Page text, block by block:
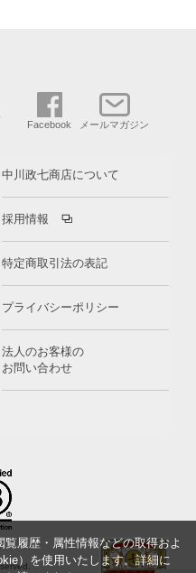
Facebook メールマガジン
中川政七商店について
採用情報
特定商取引法の表記
プライバシーポリシー
法人のお客様の
お問い合わせ
覧履歴・属性情報などの取得およ
）を使用いたします。詳細に